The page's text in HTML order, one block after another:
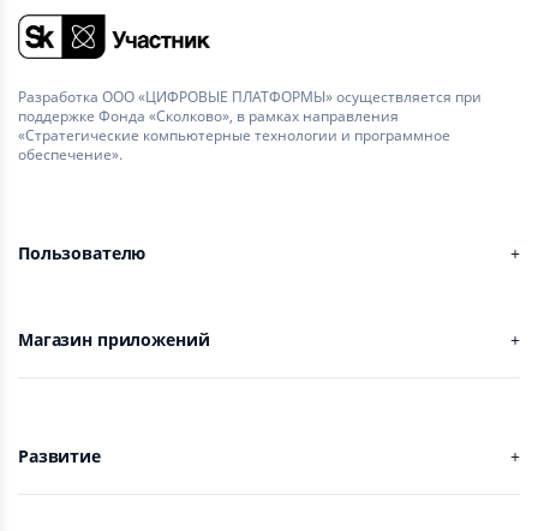
Разработка ООО «ЦИФРОВЫЕ ПЛАТФОРМЫ» осуществляется при
поддержке Фонда «Сколково», в рамках направления
«Стратегические компьютерные технологии и программное
обеспечение».
Пользователю
Магазин приложений
Развитие